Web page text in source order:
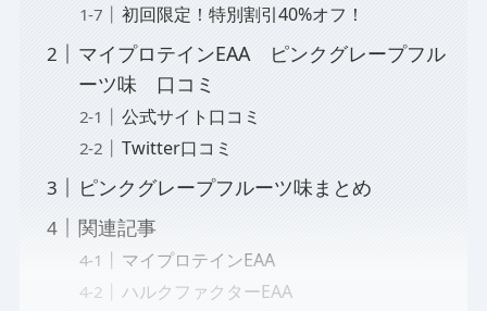
初回限定！特別割引40%オフ！
マイプロテインEAA ピンクグレープフル
ーツ味 口コミ
公式サイト口コミ
Twitter口コミ
ピンクグレープフルーツ味まとめ
関連記事
マイプロテインEAA
ハルクファクターEAA